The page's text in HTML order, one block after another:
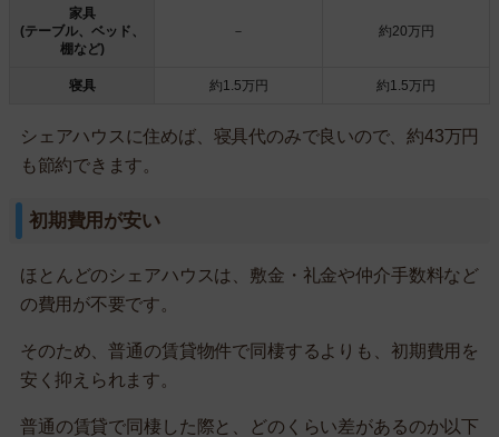
家具
(テーブル、ベッド、
棚など)
－ 約20万円
寝具 約1.5万円 約1.5万円
シェアハウスに住めば、寝具代のみで良いので、約43万円
も節約できます。
初期費用が安い
ほとんどのシェアハウスは、敷金・礼金や仲介手数料など
の費用が不要です。
そのため、普通の賃貸物件で同棲するよりも、初期費用を
安く抑えられます。
普通の賃貸で同棲した際と、どのくらい差があるのか以下